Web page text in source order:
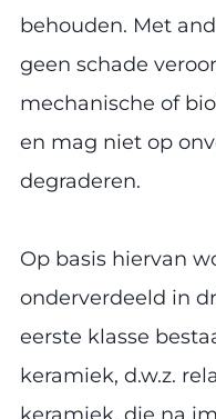
behouden. Met
geen schade
mechanische of
en mag niet op
degraderen.
Op basis hiervan
onderverdeeld in
eerste klasse
keramiek, d.w.z.